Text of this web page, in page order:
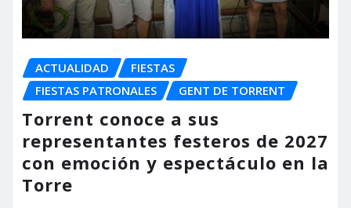
ACTUALIDAD
FIESTAS
FIESTAS PATRONALES
GENT DE TORRENT
Torrent conoce a sus
representantes festeros de 2027
con emoción y espectáculo en la
Torre